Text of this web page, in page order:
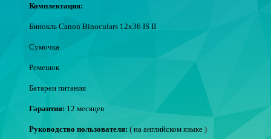
Комплектация:
Бинокль Canon Binoculars 12x36 IS II
Сумочка
Ремешок
Батареи питания
Гарантия: 12 месяцев
Руководство пользователя: ( на английском языке )